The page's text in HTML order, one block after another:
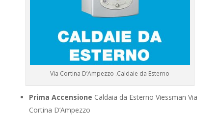
Via Cortina D’Ampezzo .Caldaie da Esterno
Prima Accensione Caldaia da Esterno Viessman Via
Cortina D’Ampezzo